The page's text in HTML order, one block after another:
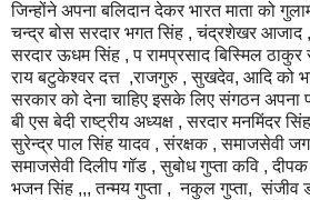
जिन्होंने अपना बलिदान देकर भारत माता को
चन्द्र बोस सरदार भगत सिंह , चंद्रशेखर
सरदार ऊधम सिंह , प रामप्रसाद बिस्मिल
राय बटुकेश्वर दत्त ,राजगुरु , सुखदेव, आदि को
सरकार को देना चाहिए इसके लिए संगठन अपना
बी एस बेदी राष्ट्रीय अध्यक्ष , सरदार मनमिंदर
सुरेन्द्र पाल सिंह यादव , संरक्षक , समाजसेवी
समाजसेवी दिलीप गॉड , सुबोध गुप्ता कवि ,
भजन सिंह ,,, तन्मय गुप्ता , नकुल गुप्ता, संजीव